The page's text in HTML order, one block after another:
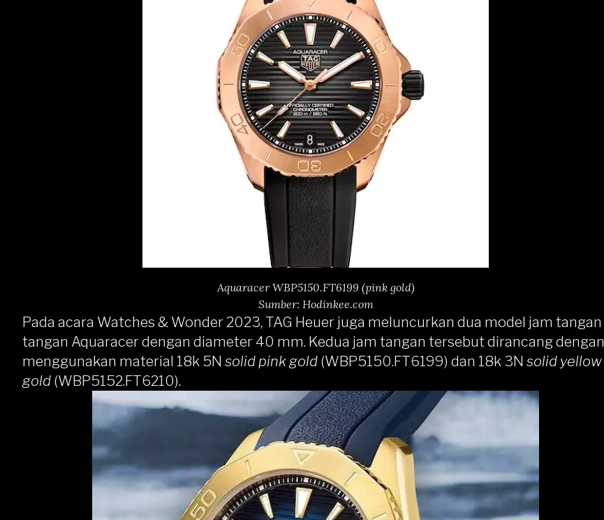
Aquaracer WBP5150.FT6199 (pink gold)
Sumber: Hodinkee.com
Pada acara Watches & Wonder 2023, TAG Heuer juga meluncurkan dua model jam tangan
tangan Aquaracer dengan diameter 40 mm. Kedua jam tangan tersebut dirancang dengan
menggunakan material 18k 5N solid pink gold (WBP5150.FT6199) dan 18k 3N solid yellow
gold (WBP5152.FT6210).